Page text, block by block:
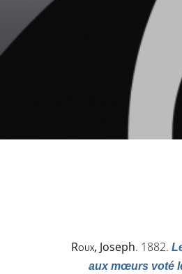
Roux, Joseph. 1882.
aux mœurs voté